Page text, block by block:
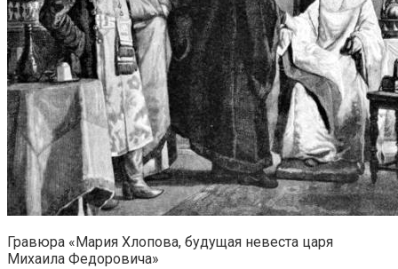
Гравюра «Мария Хлопова, будущая невеста царя
Михаила Федоровича»